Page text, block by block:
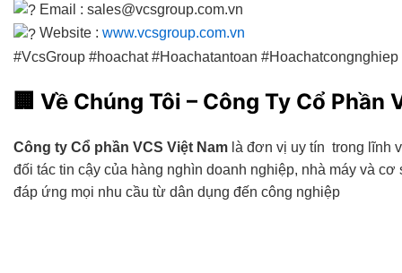
Email : sales@vcsgroup.com.vn
Website : www.vcsgroup.com.vn
#VcsGroup #hoachat #Hoachatantoan
🏢 Về Chúng Tôi – Công Ty Cổ Phần
Công ty Cổ phần VCS Việt Nam là đơn vị uy tín trong lĩnh
đối tác tin cậy của hàng nghìn doanh nghiệp, nhà máy và
đáp ứng mọi nhu cầu từ dân dụng đến công nghiệp